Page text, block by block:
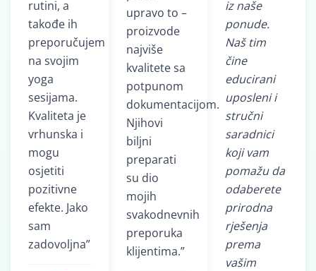
iz naše
ponude.
Naš tim
čine
educirani
uposleni i
stručni
saradnici
koji vam
pomažu da
odaberete
prirodna
rješenja
prema
vašim
upravo to –
proizvode
najviše
kvalitete sa
potpunom
dokumentacijom.
Njihovi
biljni
preparati
su dio
mojih
svakodnevnih
preporuka
klijentima.”
rutini, a
takođe ih
preporučujem
na svojim
yoga
sesijama.
Kvaliteta je
vrhunska i
mogu
osjetiti
pozitivne
efekte. Jako
sam
zadovoljna”